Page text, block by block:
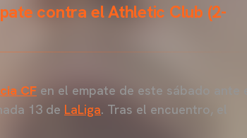
contra el Athletic Club (2-
CF en el empate de este sábado ante el
13 de LaLiga. Tras el encuentro, el